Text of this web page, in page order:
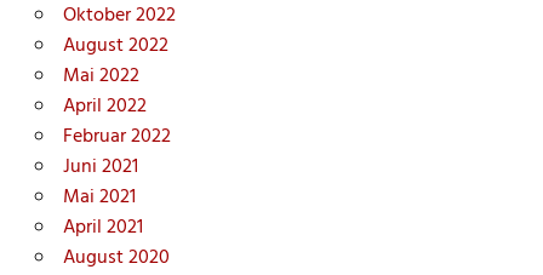
Oktober 2022
August 2022
Mai 2022
April 2022
Februar 2022
Juni 2021
Mai 2021
April 2021
August 2020